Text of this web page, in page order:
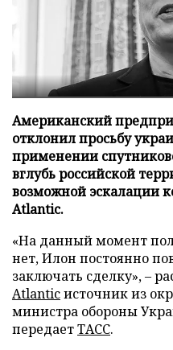
Американский
отклонил просьбу
применении
вглубь российской
возможной эскалации
Atlantic.
«На данный момент
нет, Илон постоянно
заключать сделку», –
Atlanticисточник из
министра обороны
передаетТАСС.